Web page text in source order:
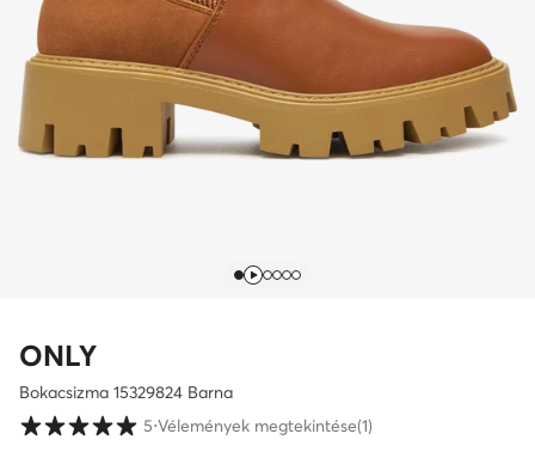
ONLY
Bokacsizma 15329824 Barna
Vásárlói értékelések 1-5 skálán
5⋅Vélemények megtekintése(1)